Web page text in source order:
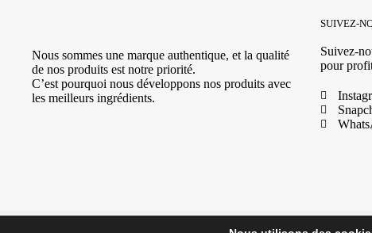
Nous sommes une marque authentique, et la qualité
de nos produits est notre priorité.
C’est pourquoi nous développons nos produits avec
les meilleurs ingrédients.
SUIVEZ-
Suivez-
pour